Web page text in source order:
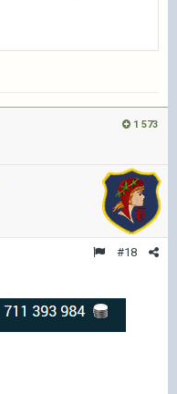
1 573
#18